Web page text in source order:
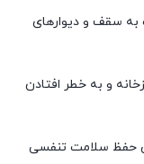
به سقف و دیوارهای
و به خطر افتادن
حفظ سلامت تنفسی